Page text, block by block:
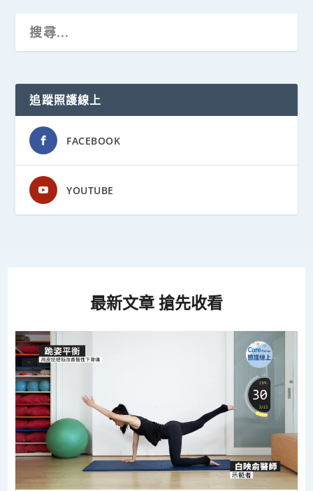
追蹤照護線上
FACEBOOK
YOUTUBE
最新文章 搶先收看